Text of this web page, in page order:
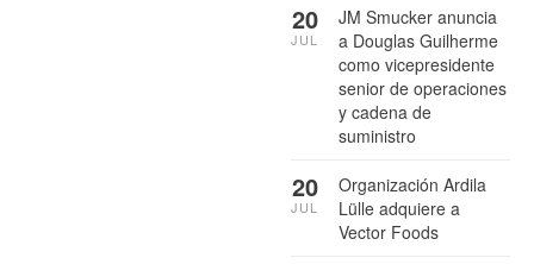
JM Smucker anuncia
a Douglas Guilherme
como vicepresidente
senior de operaciones
y cadena de
suministro
20
JUL
Organización Ardila
Lülle adquiere a
Vector Foods
20
JUL